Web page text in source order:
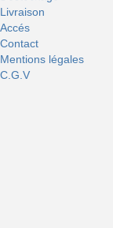
Livraison
Accés
Contact
Mentions légales
C.G.V